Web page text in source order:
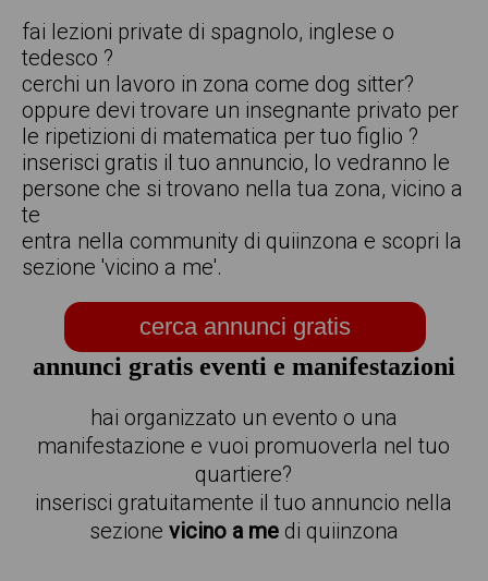
fai lezioni private di spagnolo, inglese o
tedesco ?
cerchi un lavoro in zona come dog sitter?
oppure devi trovare un insegnante privato per
le ripetizioni di matematica per tuo figlio ?
inserisci gratis il tuo annuncio, lo vedranno le
persone che si trovano nella tua zona, vicino a
te
entra nella community di quiinzona e scopri la
sezione 'vicino a me'.
cerca annunci gratis
annunci gratis eventi e manifestazioni
hai organizzato un evento o una
manifestazione e vuoi promuoverla nel tuo
quartiere?
inserisci gratuitamente il tuo annuncio nella
sezione vicino a medi quiinzona